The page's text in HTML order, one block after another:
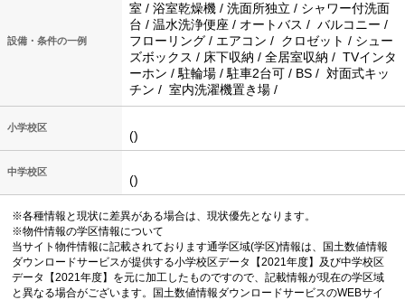
設備・条件の一例
室 / 浴室乾燥機 / 洗面所独立 / シャワー付洗面
台 / 温水洗浄便座 / オートバス / バルコニー /
フローリング / エアコン / クロゼット / シュー
ズボックス / 床下収納 / 全居室収納 / TVインタ
ーホン / 駐輪場 / 駐車2台可 / BS / 対面式キッ
チン / 室内洗濯機置き場 /
小学校区
()
中学校区
()
※各種情報と現状に差異がある場合は、現状優先となります。
※物件情報の学区情報について
当サイト物件情報に記載されております通学区域(学区)情報は、国土数値情報
ダウンロードサービスが提供する小学校区データ【2021年度】及び中学校区
データ【2021年度】を元に加工したものですので、記載情報が現在の学区域
と異なる場合がございます。国土数値情報ダウンロードサービスのWEBサイ